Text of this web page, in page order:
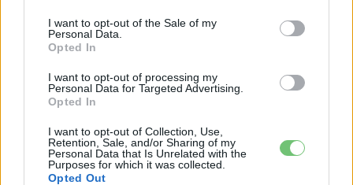
I want to opt-out of the Sale of my
Personal Data.
Opted In
I want to opt-out of processing my
Personal Data for Targeted Advertising.
Opted In
I want to opt-out of Collection, Use,
Retention, Sale, and/or Sharing of my
Personal Data that Is Unrelated with the
Purposes for which it was collected.
Opted Out
vagyis az újrahasznosítás kérdése azonban
Magyarországon még gyerekcipőben jár. A 15,2 millió euró
önmagában nem nagy szám az ipar méretéhez képest,
viszont a TTC keretrendszerével együtt egy olyan
technológiai sablont hozhat létre, amely néhány év múlva
európai léptékben is replikálható — és ebbe a sablonba a
magyar kutatóintézetek és cégek is bekapcsolódhatnak, ha
a szeptember 15-i határidőig találnak konzorciumi partnert.